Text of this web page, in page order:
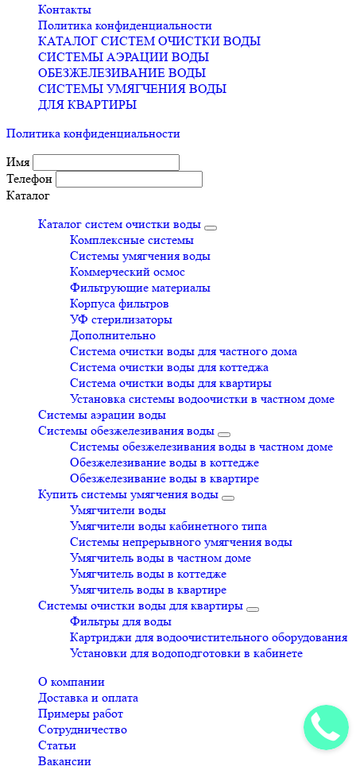
Контакты
Политика конфиденциальности
КАТАЛОГ СИСТЕМ ОЧИСТКИ ВОДЫ
СИСТЕМЫ АЭРАЦИИ ВОДЫ
ОБЕЗЖЕЛЕЗИВАНИЕ ВОДЫ
СИСТЕМЫ УМЯГЧЕНИЯ ВОДЫ
ДЛЯ КВАРТИРЫ
Политика конфиденциальности
Имя
Телефон
Каталог
Каталог систем очистки воды
Комплексные системы
Системы умягчения воды
Коммерческий осмос
Фильтрующие материалы
Корпуса фильтров
УФ стерилизаторы
Дополнительно
Система очистки воды для частного дома
Система очистки воды для коттеджа
Система очистки воды для квартиры
Установка системы водоочистки в частном доме
Системы аэрации воды
Системы обезжелезивания воды
Системы обезжелезивания воды в частном доме
Обезжелезивание воды в коттедже
Обезжелезивание воды в квартире
Купить системы умягчения воды
Умягчители воды
Умягчители воды кабинетного типа
Системы непрерывного умягчения воды
Умягчитель воды в частном доме
Умягчитель воды в коттедже
Умягчитель воды в квартире
Системы очистки воды для квартиры
Фильтры для воды
Картриджи для водоочистительного оборудования
Установки для водоподготовки в кабинете
О компании
Доставка и оплата
Примеры работ
Сотрудничество
Статьи
Вакансии